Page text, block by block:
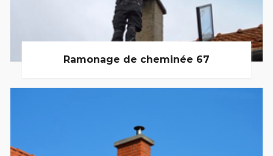
Ramonage de cheminée 67